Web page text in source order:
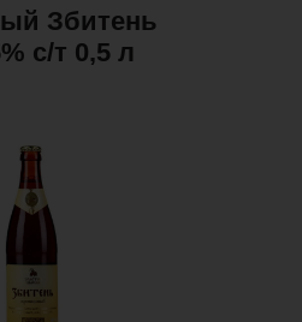
Збитень
с/т 0,5 л